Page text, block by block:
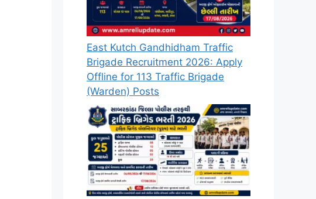
East Kutch Gandhidham Traffic
Brigade Recruitment 2026: Apply
Offline for 113 Traffic Brigade
(Warden) Posts